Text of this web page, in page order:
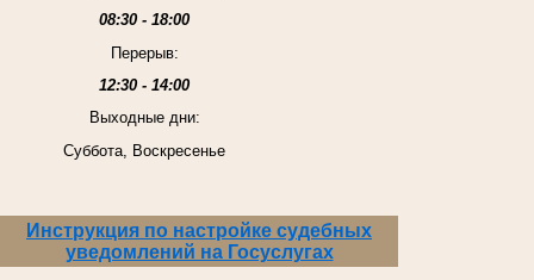
08:30 - 18:00
Перерыв:
12:30 - 14:00
Выходные дни:
Суббота, Воскресенье
Инструкция по настройке судебных
уведомлений на Госуслугах